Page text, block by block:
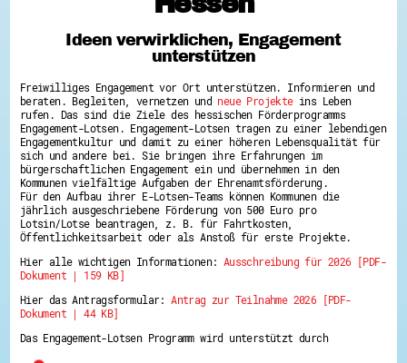
Hessen hilft Ukraine
Zeig uns dein Ehrenamt
Wettbewerb | Trikotwettbewerb
Wettbewerb | 80 Jahre Hessen - Engagement
mit Herz
8 Vereine x 80 Jahre x 1.000 €
Ausgezeichnete Projekte
Menschen des Respekts
SHARE IT: Teile deine Infos!
Gestalte dein Ehrenamt
Ehrenamts-Card Hessen
Engagement-Lotsen
Crowdfunding - Viele schaffen mehr
Ehrentag
Hessen engagiert - Digitale Themenabende
Kompetenznachweis Hessen
Service-Learning
Ideen verwirklichen, Engagement
unterstützen
Freiwilliges Engagement vor Ort unterstützen. Informieren und
beraten. Begleiten, vernetzen und neue Projekteins Leben
rufen. Das sind die Ziele des hessischen Förderprogramms
Engagement-Lotsen. Engagement-Lotsen tragen zu einer lebendigen
Engagementkultur und damit zu einer höheren Lebensqualität für
sich und andere bei. Sie bringen ihre Erfahrungen im
bürgerschaftlichen Engagement ein und übernehmen in den
Kommunen vielfältige Aufgaben der Ehrenamtsförderung.
Für den Aufbau ihrer E-Lotsen-Teams können Kommunen die
jährlich ausgeschriebene Förderung von 500 Euro pro
Lotsin/Lotse beantragen, z. B. für Fahrtkosten,
Öffentlichkeitsarbeit oder als Anstoß für erste Projekte.
Hier alle wichtigen Informationen: Ausschreibung für 2026 [PDF-
Dokument | 159 KB]
Hier das Antragsformular:Antrag zur Teilnahme 2026 [PDF-
Dokument | 44 KB]
Das Engagement-Lotsen Programm wird unterstützt durch